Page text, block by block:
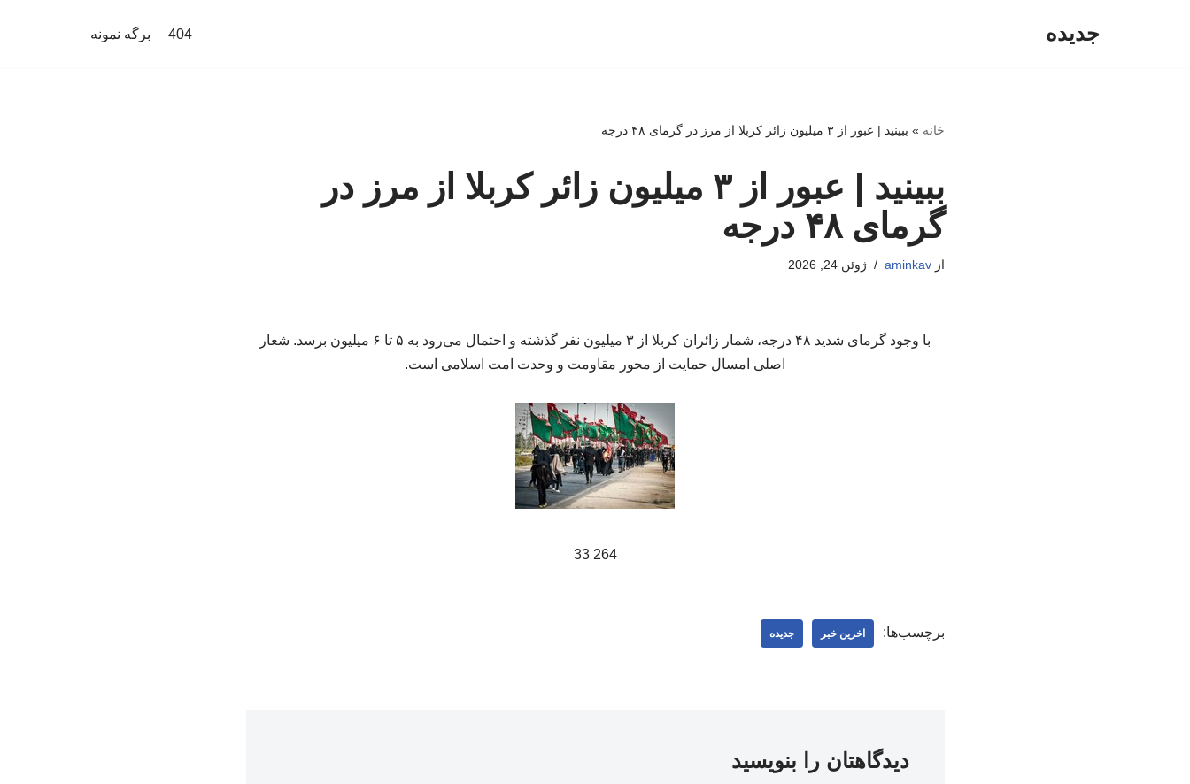
جدیده 404 برگه نمونه
خانه » ببینید | عبور از ۳ میلیون زائر کربلا از مرز در گرمای ۴۸ درجه
ببینید | عبور از ۳ میلیون زائر کربلا از مرز در
گرمای ۴۸ درجه
ازaminkav ژوئن 24, 2026
با وجود گرمای شدید ۴۸ درجه، شمار زائران کربلا از ۳ میلیون نفر گذشته و احتمال می‌رود به ۵ تا ۶ میلیون برسد. شعار
اصلی امسال حمایت از محور مقاومت و وحدت امت اسلامی است.
264 33
برچسب‌ها: اخرین خبر جدیده
دیدگاهتان را بنویسید